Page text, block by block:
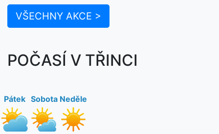
VŠECHNY AKCE >
POČASÍ V TŘINCI
Pátek Sobota Neděle